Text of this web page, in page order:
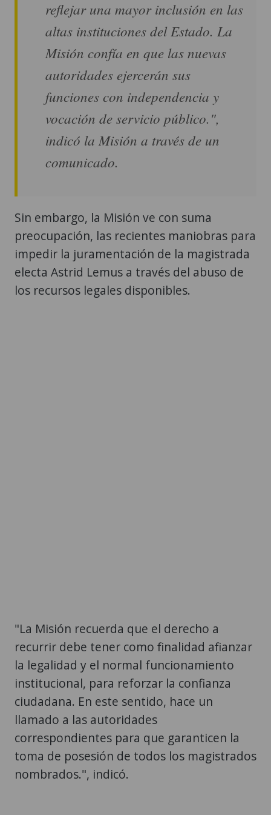
reflejar una mayor inclusión en las
altas instituciones del Estado. La
Misión confía en que las nuevas
autoridades ejercerán sus
funciones con independencia y
vocación de servicio público.",
indicó la Misión a través de un
comunicado.
Sin embargo, la Misión ve con suma
preocupación, las recientes maniobras para
impedir la juramentación de la magistrada
electa Astrid Lemus a través del abuso de
los recursos legales disponibles.
"La Misión recuerda que el derecho a
recurrir debe tener como finalidad afianzar
la legalidad y el normal funcionamiento
institucional, para reforzar la confianza
ciudadana. En este sentido, hace un
llamado a las autoridades
correspondientes para que garanticen la
toma de posesión de todos los magistrados
nombrados.", indicó.